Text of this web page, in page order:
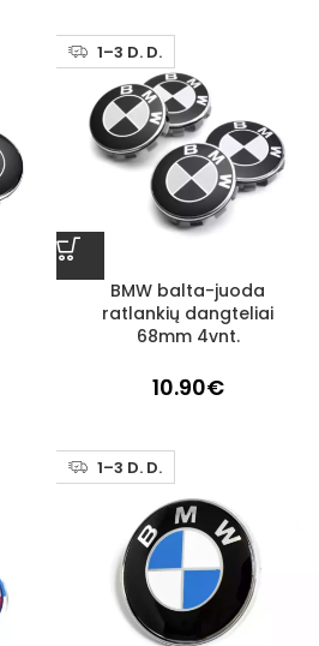
1–3 D. D.
BMW balta-juoda
ratlankių dangteliai
68mm 4vnt.
10.90€
1–3 D. D.